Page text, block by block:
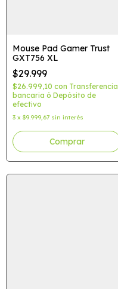
Mouse Pad Gamer Trust
GXT756 XL
$29.999
$26.999,10 con Transferencia
bancaria ó Depósito de
efectivo
3 x $9.999,67 sin interés